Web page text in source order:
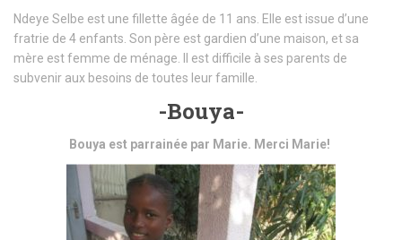
Ndeye Selbe est une fillette âgée de 11 ans. Elle est issue d’une
fratrie de 4 enfants. Son père est gardien d’une maison, et sa
mère est femme de ménage. Il est difficile à ses parents de
subvenir aux besoins de toutes leur famille.
-Bouya-
Bouya est parrainée par Marie. Merci Marie!